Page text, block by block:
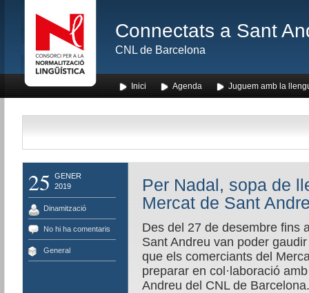
Connectats a Sant
CNL de Barcelona
Inici Agenda Juguem amb la
25
GENER
2019
Dinamització
No hi ha comentaris
General
Per Nadal, sopa de
Mercat de Sant
Des del 27 de desembre fins
Sant Andreu van poder
que els comerciants del
preparar en col·laboració
Andreu del CNL de